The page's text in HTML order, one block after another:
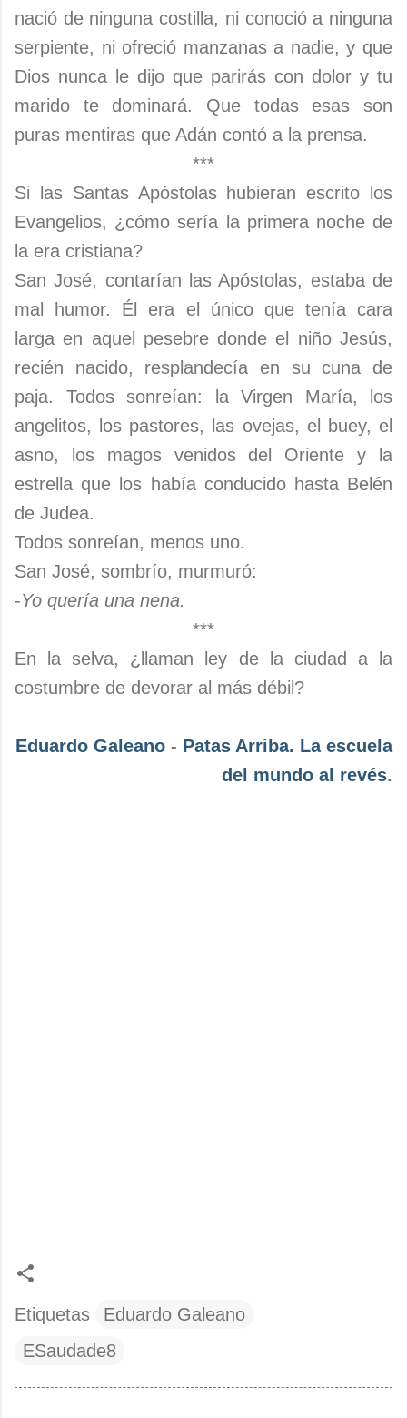
nació de ninguna costilla, ni conoció a ninguna
serpiente, ni ofreció manzanas a nadie, y que
Dios nunca le dijo que parirás con dolor y tu
marido te dominará. Que todas esas son
puras mentiras que Adán contó a la prensa.
***
Si las Santas Apóstolas hubieran escrito los
Evangelios, ¿cómo sería la primera noche de
la era cristiana?
San José, contarían las Apóstolas, estaba de
mal humor. Él era el único que tenía cara
larga en aquel pesebre donde el niño Jesús,
recién nacido, resplandecía en su cuna de
paja. Todos sonreían: la Virgen María, los
angelitos, los pastores, las ovejas, el buey, el
asno, los magos venidos del Oriente y la
estrella que los había conducido hasta Belén
de Judea.
Todos sonreían, menos uno.
San José, sombrío, murmuró:
-Yo quería una nena.
***
En la selva, ¿llaman ley de la ciudad a la
costumbre de devorar al más débil?
Eduardo Galeano - Patas Arriba. La escuela
del mundo al revés.
Etiquetas
Eduardo Galeano
ESaudade8